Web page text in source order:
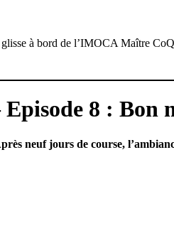
à bord de l’IMOCA Maître CoQ
Episode 8 :
neuf jours de course,